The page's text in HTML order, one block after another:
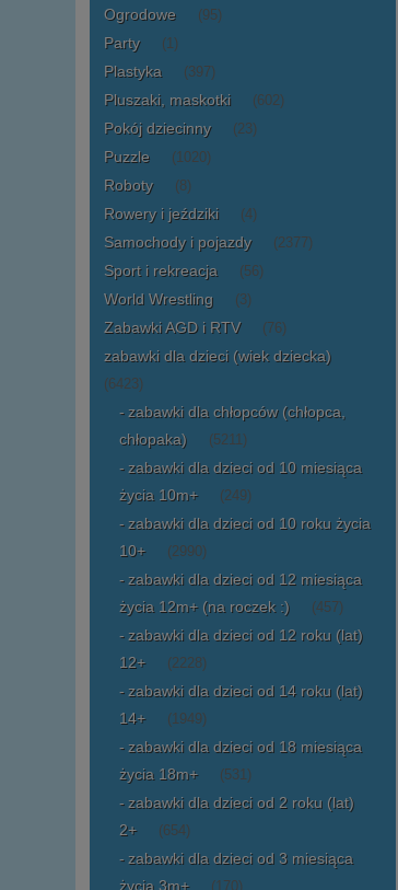
Ogrodowe (95)
Party (1)
Plastyka (397)
Pluszaki, maskotki (602)
Pokój dziecinny (23)
Puzzle (1020)
Roboty (8)
Rowery i jeździki (4)
Samochody i pojazdy (2377)
Sport i rekreacja (56)
World Wrestling (3)
Zabawki AGD i RTV (76)
zabawki dla dzieci (wiek dziecka)
(6423)
zabawki dla chłopców (chłopca,
chłopaka)
(5211)
zabawki dla dzieci od 10 miesiąca
życia 10m+
(249)
zabawki dla dzieci od 10 roku życia
10+
(2990)
zabawki dla dzieci od 12 miesiąca
życia 12m+ (na roczek :)
(457)
zabawki dla dzieci od 12 roku (lat)
12+
(2228)
zabawki dla dzieci od 14 roku (lat)
14+
(1949)
zabawki dla dzieci od 18 miesiąca
życia 18m+
(531)
zabawki dla dzieci od 2 roku (lat)
2+
(654)
zabawki dla dzieci od 3 miesiąca
życia 3m+
(170)